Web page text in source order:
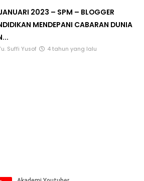
2023 – SPM – BLOGGER
MENDEPANI CABARAN DUNIA
Suffi Yusof 4 tahun yang lalu